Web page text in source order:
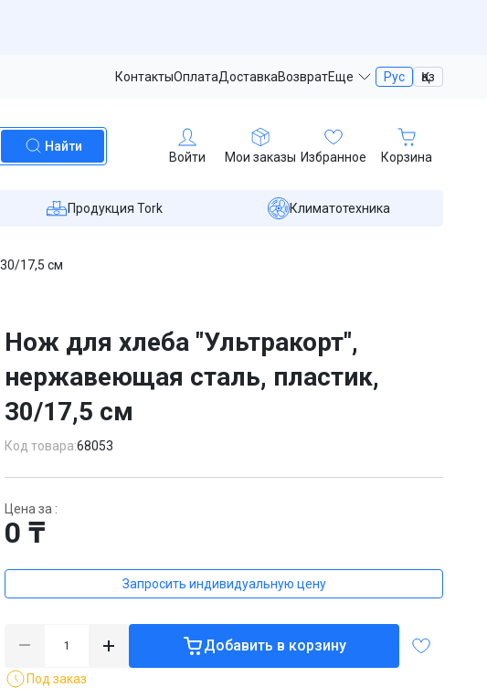
КонтактыОплатаДоставкаВозвратЕще Рус Қаз
Найти
Войти Мои заказы Избранное Корзина
Продукция Tork Климатотехника
17,5 см
Нож для хлеба "Ультракорт",
нержавеющая сталь, пластик,
30/17,5 см
Код товара:68053
Цена за :
0 ₸
Запросить индивидуальную цену
Добавить в корзину
Под заказ